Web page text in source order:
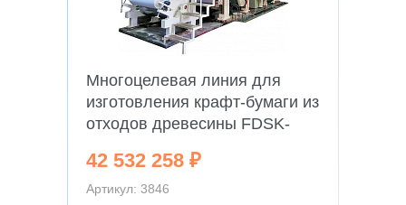
Многоцелевая линия для
изготовления крафт-бумаги из
отходов древесины FDSK-
42 532 258 ₽
Артикул: 3846